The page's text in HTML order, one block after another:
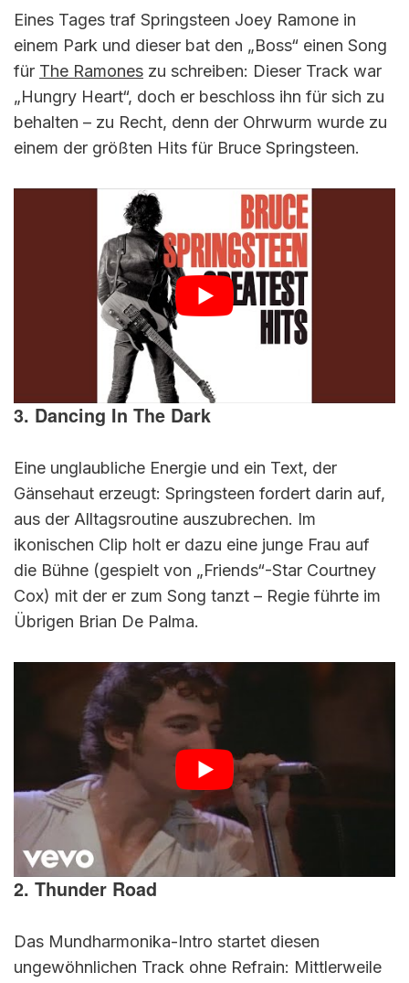
Eines Tages traf Springsteen Joey Ramone in
einem Park und dieser bat den „Boss“ einen Song
für The Ramones zu schreiben: Dieser Track war
„Hungry Heart“, doch er beschloss ihn für sich zu
behalten – zu Recht, denn der Ohrwurm wurde zu
einem der größten Hits für Bruce Springsteen.
3. Dancing In The Dark
Eine unglaubliche Energie und ein Text, der
Gänsehaut erzeugt: Springsteen fordert darin auf,
aus der Alltagsroutine auszubrechen. Im
ikonischen Clip holt er dazu eine junge Frau auf
die Bühne (gespielt von „Friends“-Star Courtney
Cox) mit der er zum Song tanzt – Regie führte im
Übrigen Brian De Palma.
2. Thunder Road
Das Mundharmonika-Intro startet diesen
ungewöhnlichen Track ohne Refrain: Mittlerweile